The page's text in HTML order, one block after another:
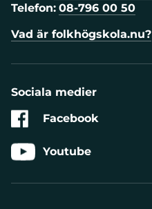
Telefon: 08-796 00 50
Vad är folkhögskola.nu?
Sociala medier
Facebook
Youtube